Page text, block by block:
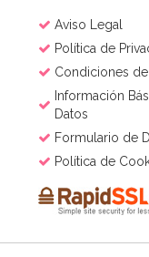
Aviso Legal
Política de
Condiciones
Información
Datos
Formulario de
Política de